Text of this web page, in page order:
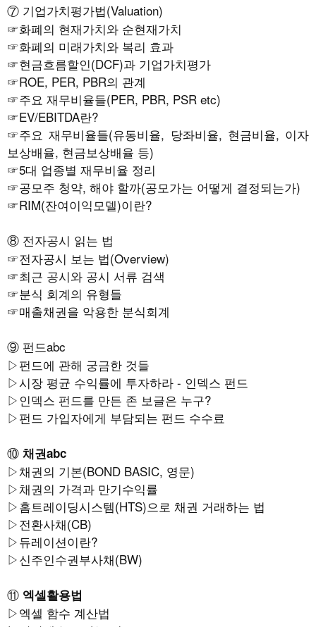
⑦ 기업가치평가법(Valuation)
☞화폐의 현재가치와 순현재가치
☞화폐의 미래가치와 복리 효과
☞현금흐름할인(DCF)과 기업가치평가
☞ROE, PER, PBR의 관계
☞주요 재무비율들(PER, PBR, PSR etc)
☞EV/EBITDA란?
☞주요 재무비율들(유동비율, 당좌비율, 현금비율, 이자
보상배율, 현금보상배율 등)
☞5대 업종별 재무비율 정리
☞공모주 청약, 해야 할까(공모가는 어떻게 결정되는가)
☞RIM(잔여이익모델)이란?
⑧ 전자공시 읽는 법
☞전자공시 보는 법(Overview)
☞최근 공시와 공시 서류 검색
☞분식 회계의 유형들
☞매출채권을 악용한 분식회계
⑨ 펀드abc
▷펀드에 관해 궁금한 것들
▷시장 평균 수익률에 투자하라 - 인덱스 펀드
▷ 인덱스 펀드를 만든 존 보글은 누구?
▷펀드 가입자에게 부담되는 펀드 수수료
⑩ 채권abc
▷채권의 기본(BOND BASIC, 영문)
▷채권의 가격과 만기수익률
▷홈트레이딩시스템(HTS)으로 채권 거래하는 법
▷전환사채(CB)
▷듀레이션이란?
▷신주인수권부사채(BW)
⑪ 엑셀활용법
▷엑셀 함수 계산법